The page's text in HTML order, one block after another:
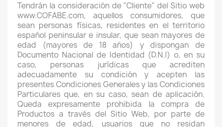
Tendrán la consideración de "Cliente" del Sitio web
www.COFABE.com, aquellos consumidores, que
sean personas físicas, residentes en el territorio
español peninsular e insular, que sean mayores de
edad (mayores de 18 años) y dispongan de
Documento Nacional de Identidad (D.N.I) o, en su
caso, personas jurídicas que acrediten
adecuadamente su condición y acepten las
presentes Condiciones Generales y las Condiciones
Particulares que, en su caso, sean de aplicación.
Queda expresamente prohibida la compra de
Productos a través del Sitio Web, por parte de
menores de edad, usuarios que no residan